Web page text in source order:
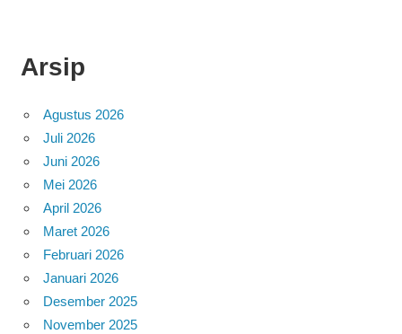
Arsip
Agustus 2026
Juli 2026
Juni 2026
Mei 2026
April 2026
Maret 2026
Februari 2026
Januari 2026
Desember 2025
November 2025